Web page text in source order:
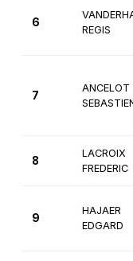
6
REGIS
7
ANCELOT
8
LACROIX
FREDERIC
9
HAJAER
EDGARD